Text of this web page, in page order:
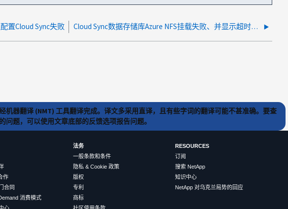
置Cloud Sync失败 Cloud Sync数据存储库Azure NFS挂载失败、并显示超时消息
器翻译 (NMT) 工具翻译完成。译文多采用直译，且有些字词的翻译可能不甚准确。要查
题，可以使用文章底部的反馈选项报告问题。
作
合同
消费模式
法务
一般条款和条件
隐私 & Cookie 政策
版权
专利
商标
RESOURCES
订阅
搜索 NetApp
知识中心
NetApp 对乌克兰局势的回应